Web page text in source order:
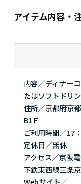
アイテム内容・
内容／ディナー
たはソフトドリ
住所／京都府京
B1Ｆ
ご利用時間／17
定休日／無休
アクセス／京阪
下鉄東西線三条
Webサイト／